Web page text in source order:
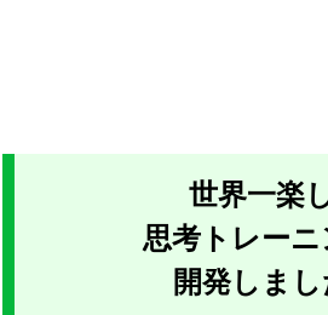
世界一楽
思考トレー
開発しまし